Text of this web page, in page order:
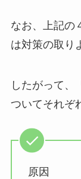
なお、上記の
は対策の取り
したがって、
ついてそれぞ
原因